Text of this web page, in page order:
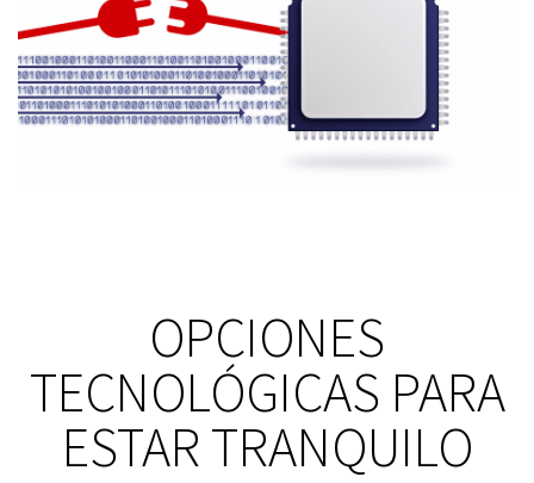
OPCIONES
TECNOLÓGICAS PARA
ESTAR TRANQUILO